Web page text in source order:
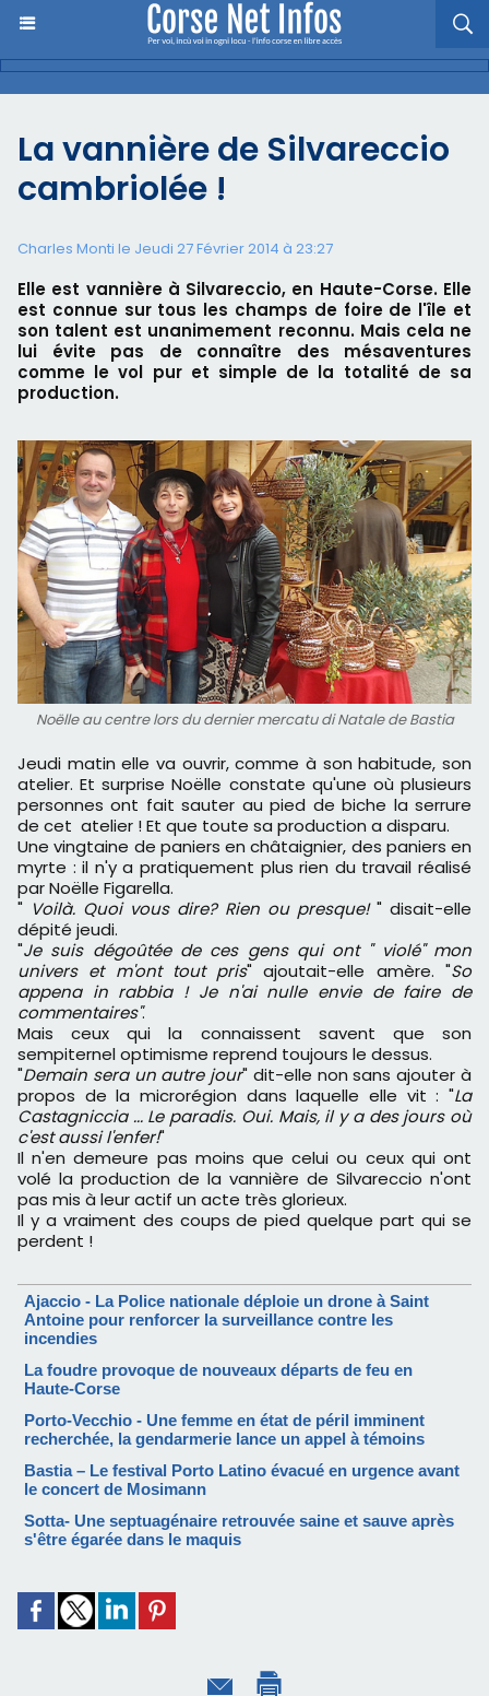
La vannière de Silvareccio
cambriolée !
Charles Monti le Jeudi 27 Février 2014 à 23:27
Elle est vannière à Silvareccio, en Haute-Corse. Elle
est connue sur tous les champs de foire de l'île et
son talent est unanimement reconnu. Mais cela ne
lui évite pas de connaître des mésaventures
comme le vol pur et simple de la totalité de sa
production.
Noëlle au centre lors du dernier mercatu di Natale de Bastia
Jeudi matin elle va ouvrir, comme à son habitude, son
atelier. Et surprise Noëlle constate qu'une où plusieurs
personnes ont fait sauter au pied de biche la serrure
de cet atelier ! Et que toute sa production a disparu.
Une vingtaine de paniers en châtaignier, des paniers en
myrte : il n'y a pratiquement plus rien du travail réalisé
par Noëlle Figarella.
" Voilà. Quoi vous dire? Rien ou presque! " disait-elle
dépité jeudi.
"Je suis dégoûtée de ces gens qui ont " violé" mon
univers et m'ont tout pris" ajoutait-elle amère. "So
appena in rabbia ! Je n'ai nulle envie de faire de
commentaires".
Mais ceux qui la connaissent savent que son
sempiternel optimisme reprend toujours le dessus.
"Demain sera un autre jour" dit-elle non sans ajouter à
propos de la microrégion dans laquelle elle vit : "La
Castagniccia ... Le paradis. Oui. Mais, il y a des jours où
c'est aussi l'enfer!"
Il n'en demeure pas moins que celui ou ceux qui ont
volé la production de la vannière de Silvareccio n'ont
pas mis à leur actif un acte très glorieux.
Il y a vraiment des coups de pied quelque part qui se
perdent !
Ajaccio - La Police nationale déploie un drone à Saint
Antoine pour renforcer la surveillance contre les
incendies
La foudre provoque de nouveaux départs de feu en
Haute-Corse
Porto-Vecchio - Une femme en état de péril imminent
recherchée, la gendarmerie lance un appel à témoins
Bastia – Le festival Porto Latino évacué en urgence avant
le concert de Mosimann
Sotta- Une septuagénaire retrouvée saine et sauve après
s'être égarée dans le maquis